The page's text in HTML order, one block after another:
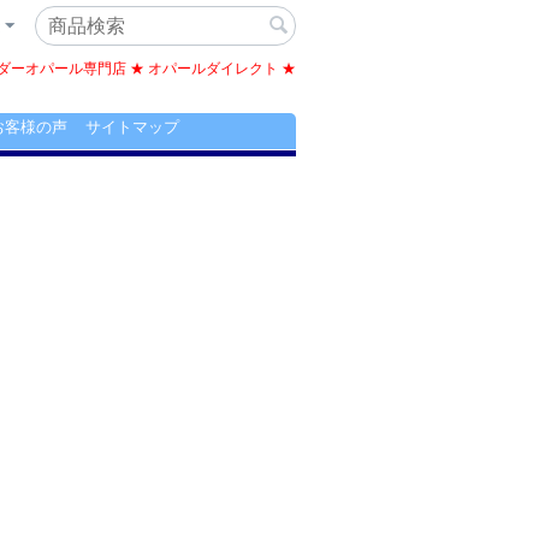
ーオパール専門店 ★ オパールダイレクト ★
客様の声 サイトマップ